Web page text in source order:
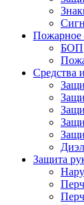
Пожарное
БОП
Средства
Защита